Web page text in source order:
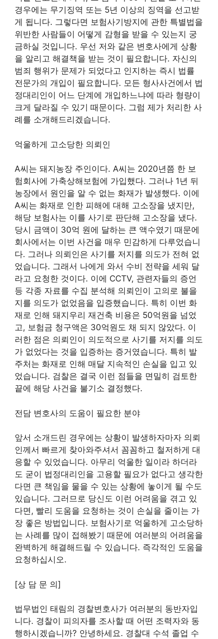
경우에는 무기징역 또는 5년 이상의 징역을 선고받
게 됩니다. 그렇다면 보험사기방지에 관한 특별법을
위반한 사람들이 어떻게 감형을 받을 수 있는지 궁
금하실 것입니다. 우선 저와 같은 변호사에게 상황
을 알리고 해결책을 받는 것이 필요합니다. 자신의
범죄 행위가 문제가 되었다고 인지하는 즉시 법률
전문가의 개입이 필요합니다. 모든 형사사건에서 법
정대리인이 어느 단계에 개입하느냐에 따라 형량이
크게 달라질 수 있기 때문이다. 그럼 제가 처리한 사
례를 소개해드리겠습니다.
억울하게 고소당한 의뢰인
A씨는 돼지농장 주인이다. A씨는 2020년쯤 한 보
험회사에 가축상해보험에 가입했다. 그러나 1년 뒤
농장에서 원인을 알 수 없는 화재가 발생했다. 이에
A씨는 화재로 인한 피해에 대해 고소장을 냈지만,
해당 보험사는 이를 사기로 판단해 고소장을 냈다.
당시 금액이 30억 원에 달하는 큰 액수였기 때문에
회사에서는 이번 사건을 매우 민감하게 다루었습니
다. 그러나 의뢰인은 사기를 저지를 의도가 전혀 없
었습니다. 그래서 나에게 와서 수비 전략을 세워 달
라고 요청한 것이다. 이에 CCTV, 관련자들의 증언
등 각종 자료를 수집 분석해 의뢰인이 고의로 불을
지를 의도가 없었음을 입증했습니다. 특히 이번 화
재로 인해 돼지우리 재건축 비용은 50억원을 넘었
고, 보험금 청구액은 30억원도 채 되지 않았다. 이
러한 점은 의뢰인이 의도적으로 사기를 저지를 의도
가 없었다는 것을 입증하는 증거였습니다. 특히 발
주처는 화재로 인해 매달 지속적인 손실을 입고 있
었습니다. 검찰은 결국 이런 점들을 면밀히 검토한
끝에 해당 사건을 불기소 결정했다.
전담 변호사의 도움이 필요한 분야
앞서 소개드린 경우에는 상황이 발생하자마자 의뢰
인께서 빠르게 찾아와주셔서 꼼꼼하고 철저하게 대
응할 수 있었습니다. 아무리 억울한 일이라 하더라
도 굳이 법정대리인을 고용할 필요가 없다고 생각한
다면 큰 책임을 물을 수 있는 상황에 놓이게 될 수도
있습니다. 그러므로 당신도 이런 어려움을 겪고 있
다면, 빨리 도움을 요청하는 것이 손실을 줄이는 가
장 좋은 방법입니다. 보험사기로 억울하게 고소당하
는 사례를 많이 접해봤기 때문에 여러분의 어려움을
완벽하게 해결해드릴 수 있습니다. 즉각적인 도움을
요청하십시오.
[상 담 문 의]
법무법인 태림의 경찰변호사가 여러분의 동반자입
니다. 경찰이 피의자를 조사할 때 어떤 조력자와 동
행하시겠습니까? 안녕하세요. 경찰대 수석 졸업 수